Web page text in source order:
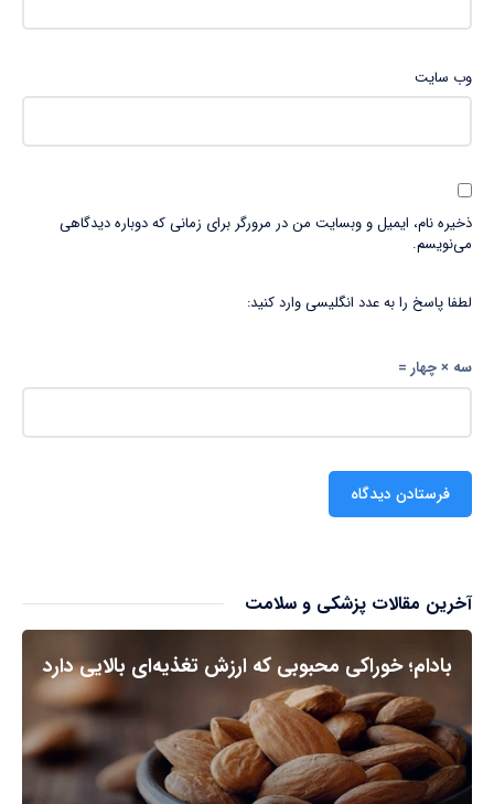
وب‌ سایت
ذخیره نام، ایمیل و وبسایت من در مرورگر برای زمانی که دوباره دیدگاهی
می‌نویسم.
لطفا پاسخ را به عدد انگلیسی وارد کنید:
سه × چهار =
آخرین مقالات پزشکی و سلامت
بادام؛ خوراکی محبوبی که ارزش تغذیه‌ای بالایی دارد